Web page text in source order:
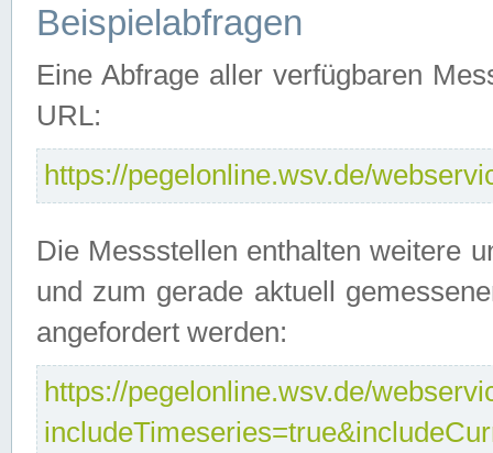
Beispielabfragen
Eine Abfrage aller verfügbaren
URL:
https://pegelonline.wsv.de/
Die Messstellen enthalten weitere
und zum gerade aktuell
angefordert werden:
https://pegelonline.wsv.de/